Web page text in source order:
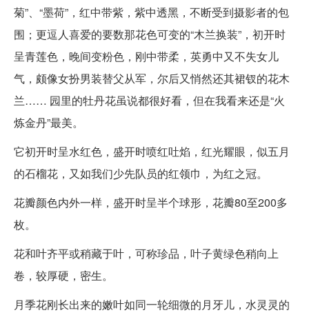
菊”、“墨荷”，红中带紫，紫中透黑，不断受到摄影者的包
围；更逗人喜爱的要数那花色可变的“木兰换装”，初开时
呈青莲色，晚间变粉色，刚中带柔，英勇中又不失女儿
气，颇像女扮男装替父从军，尔后又悄然还其裙钗的花木
兰…… 园里的牡丹花虽说都很好看，但在我看来还是“火
炼金丹”最美。
它初开时呈水红色，盛开时喷红吐焰，红光耀眼，似五月
的石榴花，又如我们少先队员的红领巾，为红之冠。
花瓣颜色内外一样，盛开时呈半个球形，花瓣80至200多
枚。
花和叶齐平或稍藏于叶，可称珍品，叶子黄绿色稍向上
卷，较厚硬，密生。
月季花刚长出来的嫩叶如同一轮细微的月牙儿，水灵灵的